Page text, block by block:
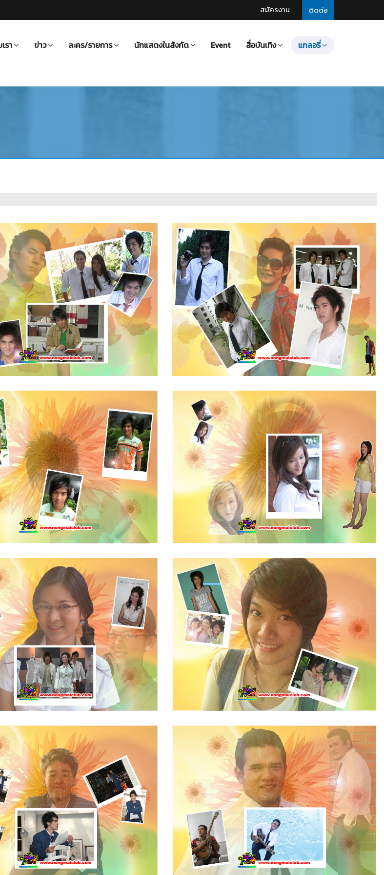
ติดต่อ
สมัครงาน
รา ข่าว ละคร/รายการ นักแสดงในสังกัด Event สื่อบันเทิง แกลอรี่